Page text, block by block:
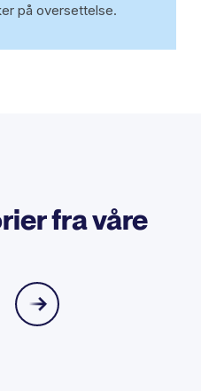
på oversettelse.
fra våre